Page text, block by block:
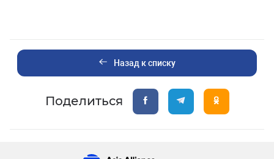
Назад к списку
Поделиться